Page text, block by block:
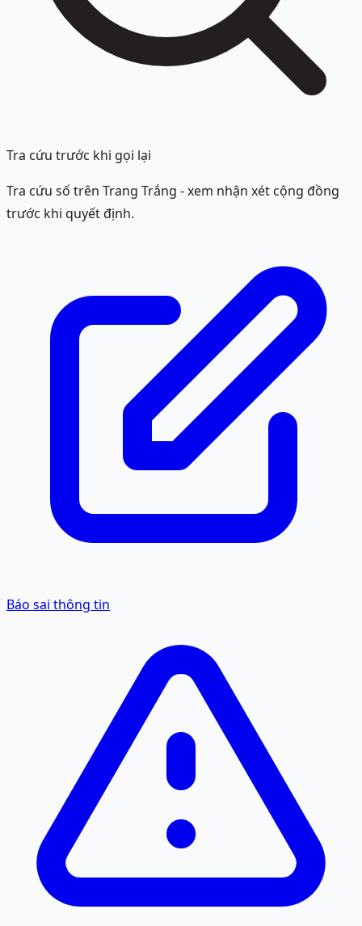
Tra cứu trước khi gọi lại
Tra cứu số trên Trang Trắng - xem nhận xét cộng đồng
trước khi quyết định.
Báo sai thông tin